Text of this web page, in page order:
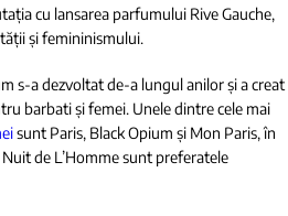
cu lansarea parfumului Rive Gauche,
și femininismului.
s-a dezvoltat de-a lungul anilor și a creat
barbati și femei. Unele dintre cele mai
sunt Paris, Black Opium și Mon Paris, în
de L’Homme sunt preferatele